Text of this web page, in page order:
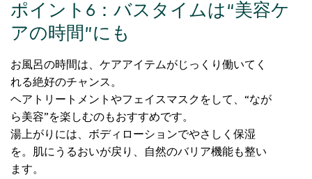
ポイント6：バスタイムは“美容ケ
アの時間”にも
お風呂の時間は、ケアアイテムがじっくり働いてく
れる絶好のチャンス。
ヘアトリートメントやフェイスマスクをして、“なが
ら美容”を楽しむのもおすすめです。
湯上がりには、ボディローションでやさしく保湿
を。肌にうるおいが戻り、自然のバリア機能も整い
ます。